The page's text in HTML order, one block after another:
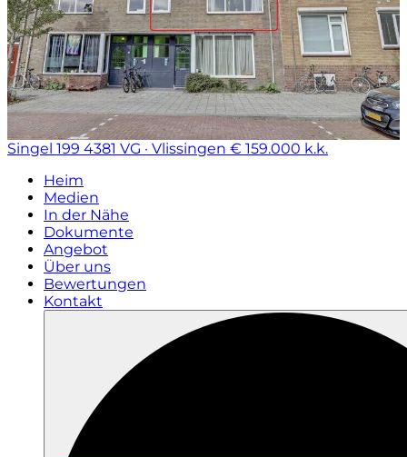
Singel 199 4381 VG · Vlissingen € 159.000 k.k.
Heim
Medien
In der Nähe
Dokumente
Angebot
Über uns
Bewertungen
Kontakt